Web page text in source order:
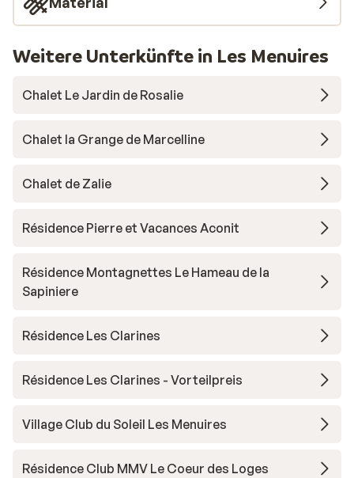
Weitere Unterkünfte in Les Menuires
Chalet Le Jardin de Rosalie
Chalet la Grange de Marcelline
Chalet de Zalie
Résidence Pierre et Vacances Aconit
Résidence Montagnettes Le Hameau de la
Sapiniere
Résidence Les Clarines
Résidence Les Clarines - Vorteilpreis
Village Club du Soleil Les Menuires
Résidence Club MMV Le Coeur des Loges